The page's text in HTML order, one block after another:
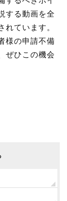
する動画を全
れています。
様の申請不備
ぜひこの機会